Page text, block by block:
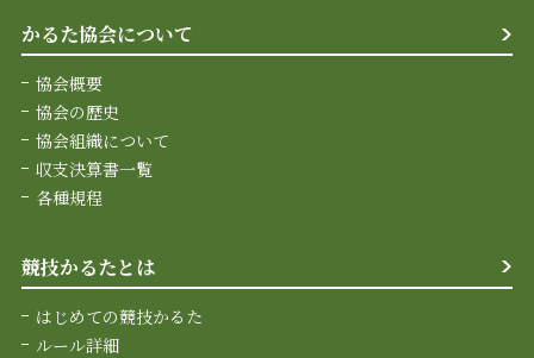
かるた協会について
協会概要
協会の歴史
協会組織について
収支決算書一覧
各種規程
競技かるたとは
はじめての競技かるた
ルール詳細